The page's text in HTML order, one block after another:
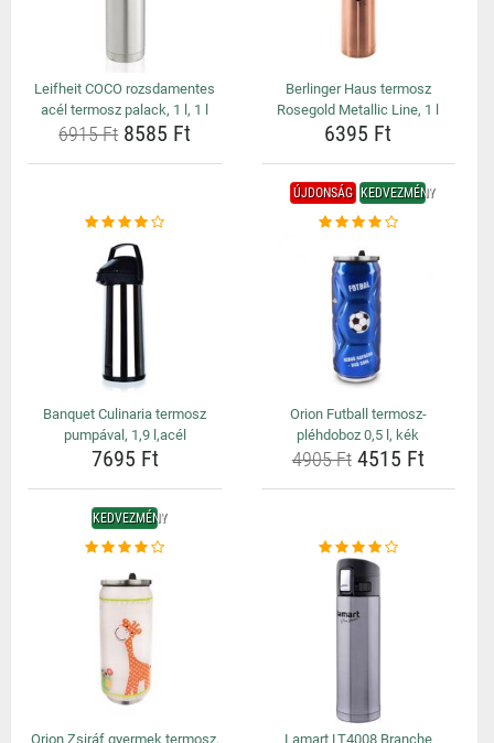
Leifheit COCO rozsdamentes
acél termosz palack, 1 l, 1 l
6915 Ft8585 Ft
Berlinger Haus termosz
Rosegold Metallic Line, 1 l
6395 Ft
Banquet Culinaria termosz
pumpával, 1,9 l,acél
7695 Ft
ÚJDONSÁG KEDVEZMÉNY
Orion Futball termosz-
pléhdoboz 0,5 l, kék
4905 Ft4515 Ft
KEDVEZMÉNY
Orion Zsiráf gyermek termosz, Lamart LT4008 Branche